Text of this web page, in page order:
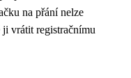
na přání nelze
ji vrátit registračnímu